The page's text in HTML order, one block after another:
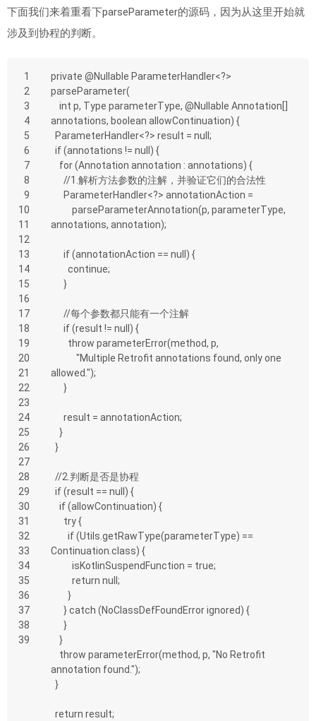
下面我们来着重看下parseParameter的源码，因为从这里开始就
涉及到协程的判断。
1
2
3
4
5
6
7
8
9
10
11
12
13
14
15
16
17
18
19
20
21
22
23
24
25
26
27
28
29
30
31
32
33
34
35
36
37
38
39
private @Nullable ParameterHandler<?>
parseParameter(
annotations, boolean allowContinuation) {
  ParameterHandler<?> result = null;
  if (annotations != null) {
    for (Annotation annotation : annotations) {
      //1.解析方法参数的注解，并验证它们的合法性
      ParameterHandler<?> annotationAction =
annotations, annotation);
      if (annotationAction == null) {
        continue;
      }
      //每个参数都只能有一个注解
      if (result != null) {
        throw parameterError(method, p,
allowed.");
      }
      result = annotationAction;
    }
  }
  //2.判断是否是协程
  if (result == null) {
    if (allowContinuation) {
      try {
Continuation.class) {
          isKotlinSuspendFunction = true;
          return null;
        }
      } catch (NoClassDefFoundError ignored) {
      }
    }
annotation found.");
  }
  return result;